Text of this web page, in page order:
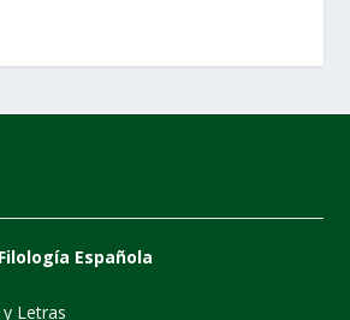
Española
Letras